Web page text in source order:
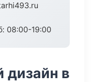
08:00-19:00
в